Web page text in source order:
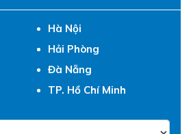
Hà Nội
Hải Phòng
Đà Nẵng
TP. Hồ Chí Minh